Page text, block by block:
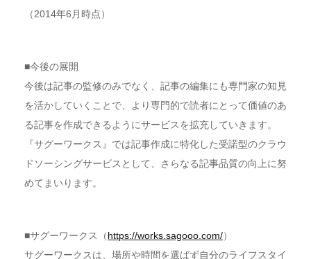
（2014年6月時点）
■今後の展開
今後は記事の監修のみでなく、記事の編集にも専門家の知見
を活かしていくことで、より専門的で読者にとって価値のあ
る記事を作成できるようにサービスを拡充していきます。
『サグーワークス』では記事作成に特化した受諾型のクラウ
ドソーシングサービスとして、さらなる記事品質の向上に努
めてまいります。
■サグーワークス（https://works.sagooo.com/）
サグーワークスは、場所や時間を選ばず自分のライフスタイ